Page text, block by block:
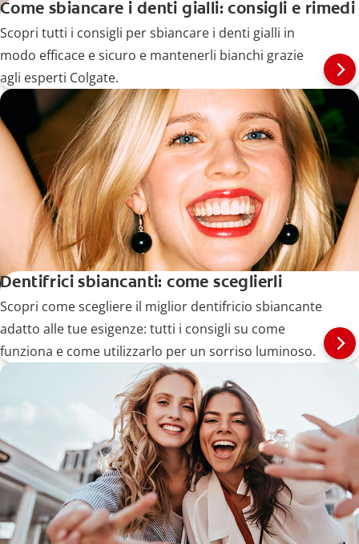
Come sbiancare i denti gialli: consigli e rimedi
Scopri tutti i consigli per sbiancare i denti gialli in
modo efficace e sicuro e mantenerli bianchi grazie
agli esperti Colgate.
Dentifrici sbiancanti: come sceglierli
Scopri come scegliere il miglior dentifricio sbiancante
adatto alle tue esigenze: tutti i consigli su come
funziona e come utilizzarlo per un sorriso luminoso.